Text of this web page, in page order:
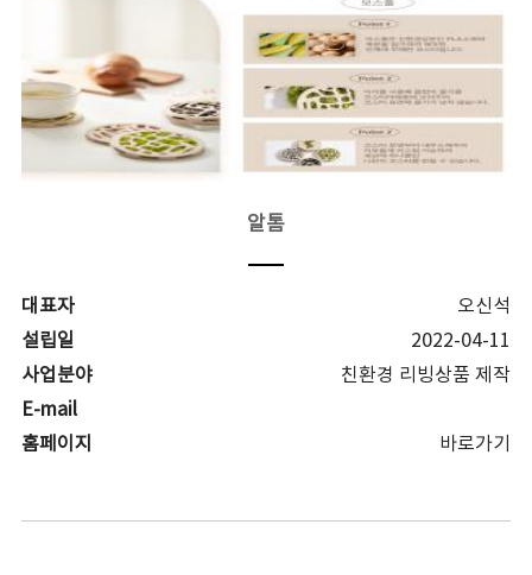
알톰
대표자
오신석
설립일
2022-04-11
사업분야
친환경 리빙상품 제작
E-mail
홈페이지
바로가기